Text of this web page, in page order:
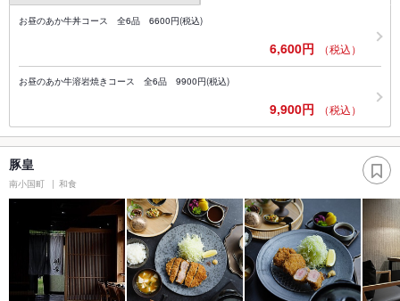
お昼のあか牛丼コース 全6品 6600円(税込)
6,600円 （税込）
お昼のあか牛溶岩焼きコース 全6品 9900円(税込)
9,900円 （税込）
豚皇
南小国町 和食